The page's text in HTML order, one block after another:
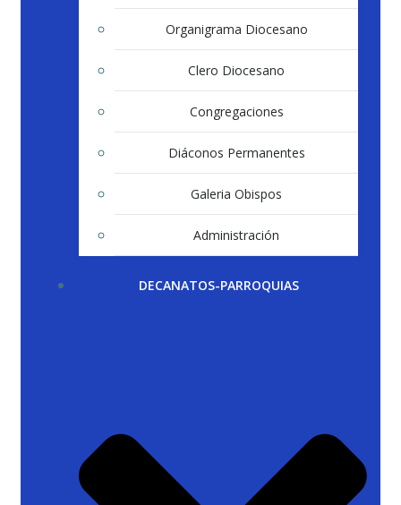
Organigrama Diocesano
Clero Diocesano
Congregaciones
Diáconos Permanentes
Galeria Obispos
Administración
DECANATOS-PARROQUIAS